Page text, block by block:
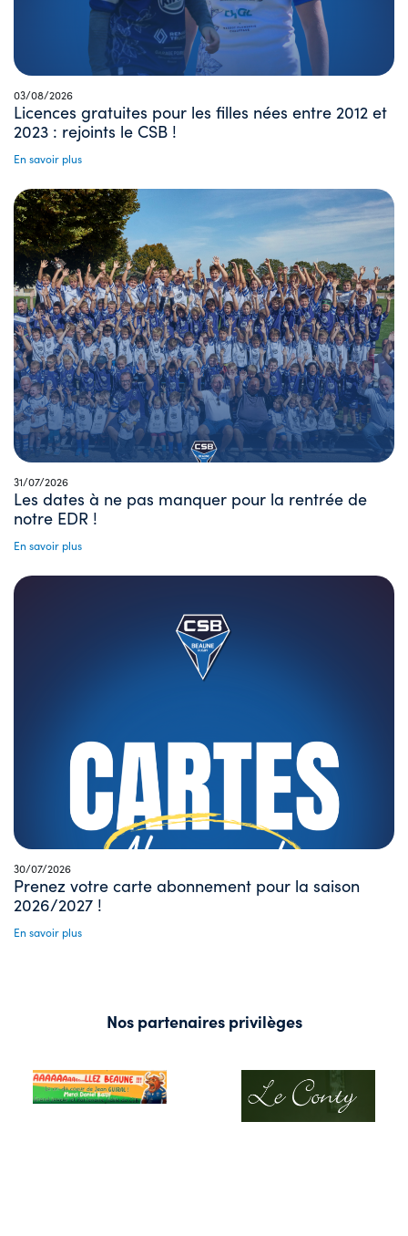
03/08/2026
Licences gratuites pour les filles nées entre 2012 et
2023 : rejoints le CSB !
En savoir plus
31/07/2026
Les dates à ne pas manquer pour la rentrée de
notre EDR !
En savoir plus
30/07/2026
Prenez votre carte abonnement pour la saison
2026/2027 !
En savoir plus
Nos partenaires privilèges